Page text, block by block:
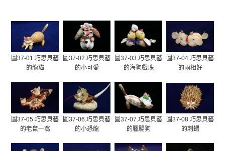
圖37-01.巧思貝藝
的龍貓
圖37-02.巧思貝藝
的小可愛
圖37-03.巧思貝藝
的海狗戲珠
圖37-04.巧思貝藝
的兩相好
圖37-05.巧思貝藝
的老鼠一窩
圖37-06.巧思貝藝
的小恐龍
圖37-07.巧思貝藝
的臘腸狗
圖37-08.巧思貝藝
的刺蝟